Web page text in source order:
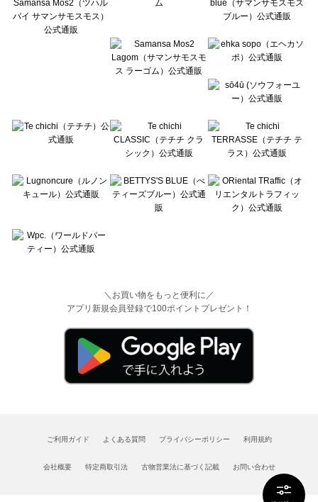
BETTY'S BLUE（べティーズブルー）のワンピース一覧
Wpc.（ワールドパーティー）のワンピース一覧
＼お買い物をもっと便利に／
アプリ新規会員登録で100ポイントプレゼント！
ご利用ガイド よくある質問 プライバシーポリシー 利用規約
会社概要 特定商取引法 古物営業法に基づく記載 お問い合わせ